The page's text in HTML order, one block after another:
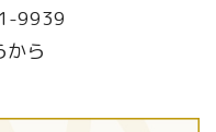
9939
から